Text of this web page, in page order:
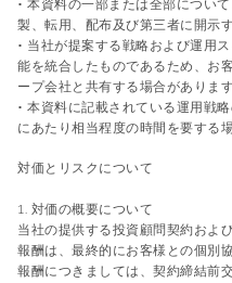
• 本資料の一部または全部につい
製、転用、配布及び第三者に開示
• 当社が提案する戦略および運用
能を統合したものであるため、お
ープ会社と共有する場合があります
• 本資料に記載されている運用戦
にあたり相当程度の時間を要する
対価とリスクについて
1. 対価の概要について
当社の提供する投資顧問契約およ
報酬は、最終的にお客様との個別
報酬につきましては、契約締結前